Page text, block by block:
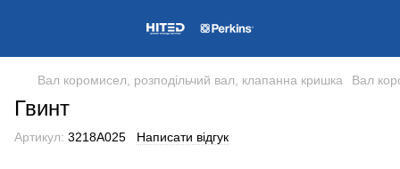
Вал коромисел, розподільчий вал, клапанна кришка Вал
Гвинт
Артикул: 3218A025 Написати відгук